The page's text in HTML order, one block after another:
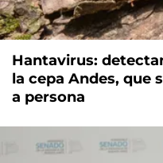
Hantavirus:
la cepa Andes, que
a persona